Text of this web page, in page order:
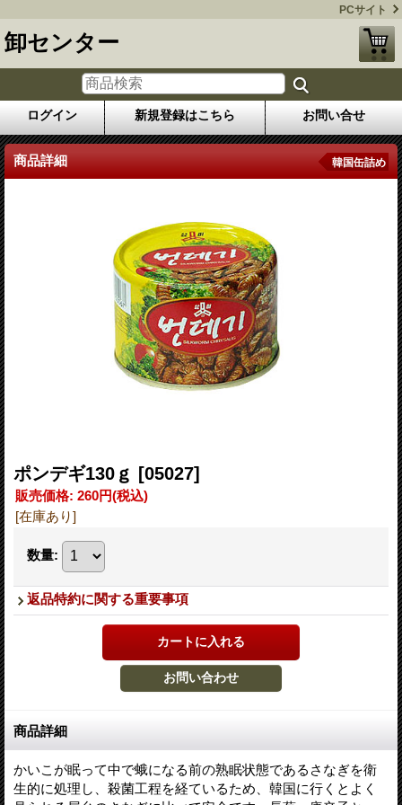
PCサイト
卸センター
ログイン 新規登録はこちら お問い合せ
商品詳細 韓国缶詰め
ポンデギ130ｇ [05027]
販売価格: 260円(税込)
[在庫あり]
数量:
返品特約に関する重要事項
商品詳細
かいこが眠って中で蛾になる前の熟眠状態であるさなぎを衛
生的に処理し、殺菌工程を経ているため、韓国に行くとよく